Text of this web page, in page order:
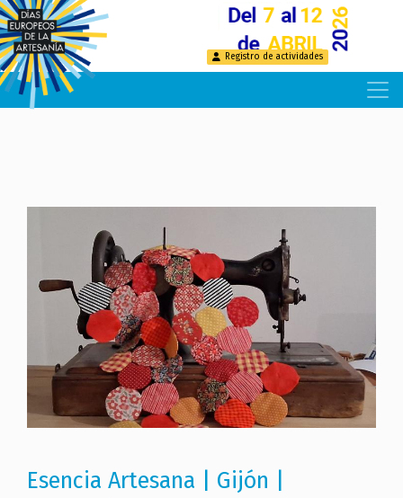
Pasar
contenido
Registro de actividades
Esencia Artesana | Gijón |